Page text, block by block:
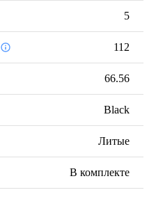
5
112
66.56
Black
Литые
В комплекте